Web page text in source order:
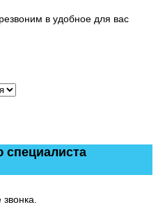
в удобное для вас
специалиста